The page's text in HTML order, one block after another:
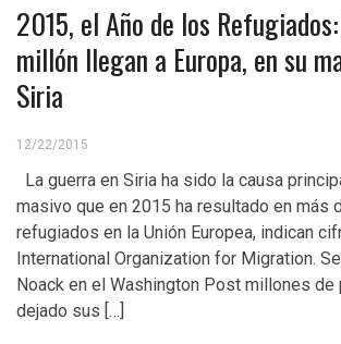
2015, el Año de los
millón llegan a Europa, en su
Siria
12/22/2015
La guerra en Siria ha sido la causa
masivo que en 2015 ha resultado en más
refugiados en la Unión Europea, indican
International Organization for Migration.
Noack en el Washington Post millones de
dejado sus […]